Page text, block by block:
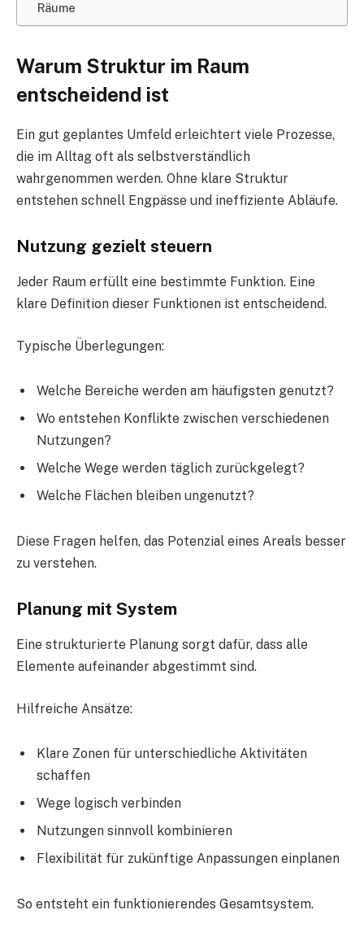
Räume
Warum Struktur im Raum
entscheidend ist
Ein gut geplantes Umfeld erleichtert viele Prozesse,
die im Alltag oft als selbstverständlich
wahrgenommen werden. Ohne klare Struktur
entstehen schnell Engpässe und ineffiziente Abläufe.
Nutzung gezielt steuern
Jeder Raum erfüllt eine bestimmte Funktion. Eine
klare Definition dieser Funktionen ist entscheidend.
Typische Überlegungen:
Welche Bereiche werden am häufigsten genutzt?
Wo entstehen Konflikte zwischen verschiedenen
Nutzungen?
Welche Wege werden täglich zurückgelegt?
Welche Flächen bleiben ungenutzt?
Diese Fragen helfen, das Potenzial eines Areals besser
zu verstehen.
Planung mit System
Eine strukturierte Planung sorgt dafür, dass alle
Elemente aufeinander abgestimmt sind.
Hilfreiche Ansätze:
Klare Zonen für unterschiedliche Aktivitäten
schaffen
Wege logisch verbinden
Nutzungen sinnvoll kombinieren
Flexibilität für zukünftige Anpassungen einplanen
So entsteht ein funktionierendes Gesamtsystem.